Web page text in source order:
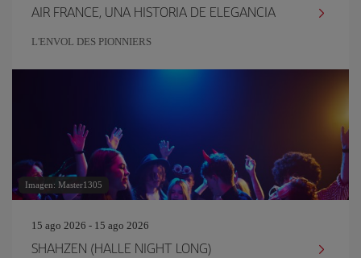
AIR FRANCE, UNA HISTORIA DE ELEGANCIA
L'ENVOL DES PIONNIERS
Imagen: Master1305
15 ago 2026 - 15 ago 2026
SHAHZEN (HALLE NIGHT LONG)